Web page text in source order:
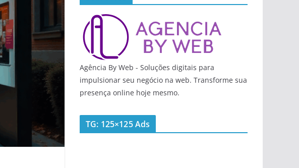
Agência By Web - Soluções digitais para
impulsionar seu negócio na web. Transforme sua
presença online hoje mesmo.
TG: 125×125 Ads